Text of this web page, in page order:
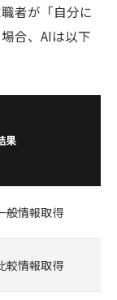
者が「自分に
合、AIは以下
果
般情報取得
較情報取得